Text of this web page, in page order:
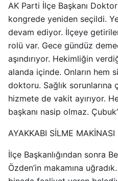
AK Parti İlçe Başkanı
kongrede yeniden seçildi.
devam ediyor. İlçeye
rolü var. Gece gündüz
aşındırıyor. Hekimliğin
alanda içinde. Onların hem
doktoru. Sağlık
hizmete de vakit ayırıyor.
başkanı nasip olmaz.
AYAKKABI SİLME MAKİNASI
İlçe Başkanlığından sonra
Özden’in makamına